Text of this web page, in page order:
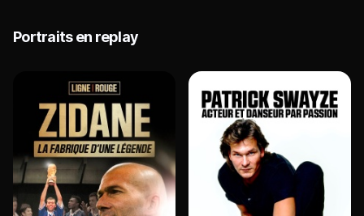
Portraits en replay